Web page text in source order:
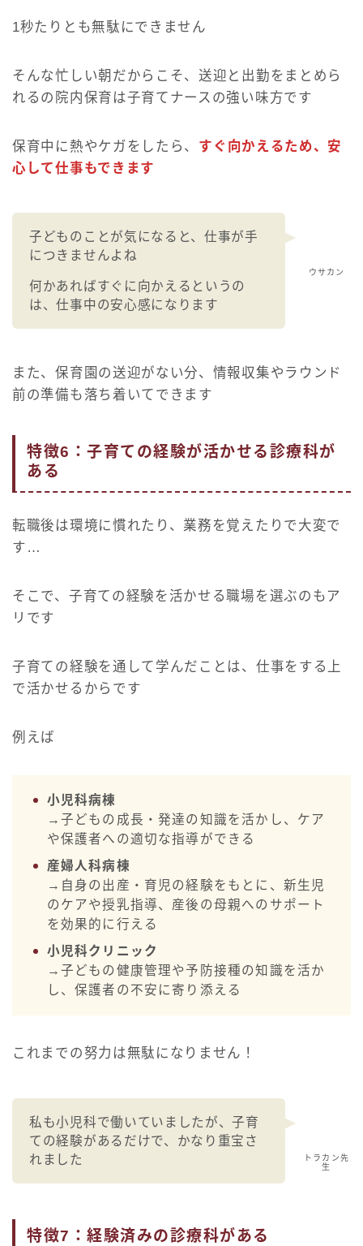
1秒たりとも無駄にできません
そんな忙しい朝だからこそ、送迎と出勤をまとめら
れるの院内保育は子育てナースの強い味方です
保育中に熱やケガをしたら、 すぐ向かえるため、安
心して仕事もできます
ウサカン
子どものことが気になると、仕事が手
につきませんよね
何かあればすぐに向かえるというの
は、仕事中の安心感になります
また、保育園の送迎がない分、情報収集やラウンド
前の準備も落ち着いてできます
特徴6：子育ての経験が活かせる診療科が
ある
転職後は環境に慣れたり、業務を覚えたりで大変で
す…
そこで、子育ての経験を活かせる職場を選ぶのもア
リです
子育ての経験を通して学んだことは、仕事をする上
で活かせるからです
例えば
小児科病棟
→子どもの成長・発達の知識を活かし、ケア
や保護者への適切な指導ができる
産婦人科病棟
→自身の出産・育児の経験をもとに、新生児
のケアや授乳指導、産後の母親へのサポート
を効果的に行える
小児科クリニック
→子どもの健康管理や予防接種の知識を活か
し、保護者の不安に寄り添える
これまでの努力は無駄になりません！
トラカン先
生
私も小児科で働いていましたが、子育
ての経験があるだけで、かなり重宝さ
れました
特徴7：経験済みの診療科がある